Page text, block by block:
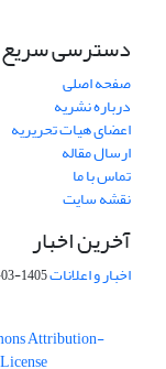
دسترسی سریع
صفحه اصلی
درباره نشریه
اعضای هیات تحریریه
ارسال مقاله
تماس با ما
نقشه سایت
آخرین اخبار
اخبار و اعلانات1405-03-30
Attribution-